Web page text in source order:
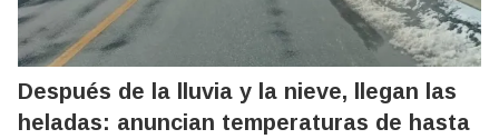
Después de la lluvia y la nieve, llegan las
heladas: anuncian temperaturas de hasta